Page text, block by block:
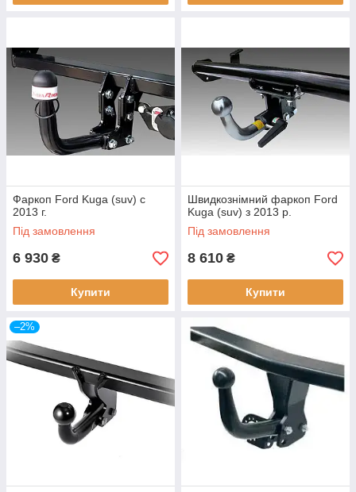
Фаркоп Ford Kuga (suv) с
2013 г.
Під замовлення
6 930 ₴
Купити
Швидкознімний фаркоп Ford
Kuga (suv) з 2013 р.
Під замовлення
8 610 ₴
Купити
–2%